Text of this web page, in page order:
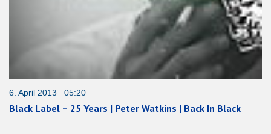
6. April 2013 05:20
Black Label – 25 Years | Peter Watkins | Back In Black